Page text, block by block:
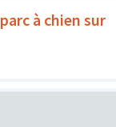
à chien sur